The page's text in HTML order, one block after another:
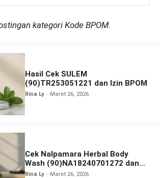
kategori Kode BPOM.
Hasil Cek SULEM
(90)TR253051221 dan Izin BPOM
Rina Ly Maret 26, 2026
Cek Nalpamara Herbal Body
Wash (90)NA18240701272 dan
Izin Bpom
Rina Ly Maret 26, 2026